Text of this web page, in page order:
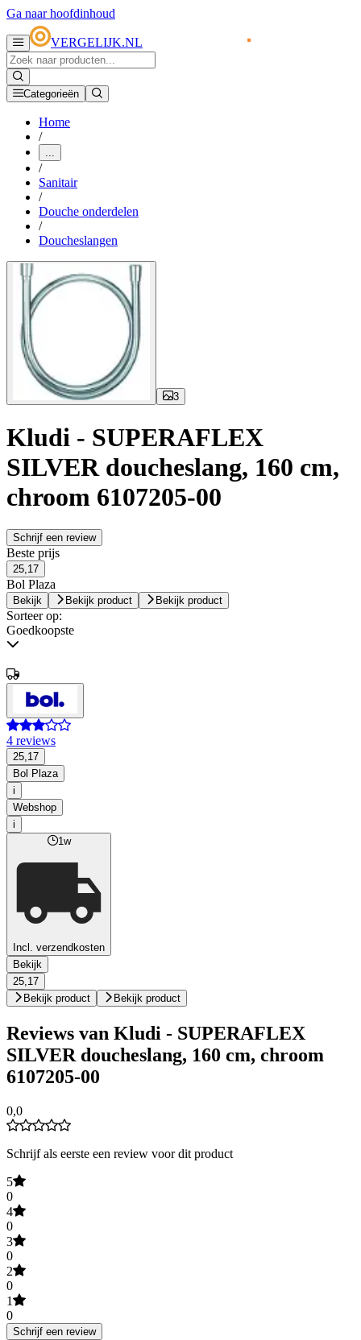
Ga naar hoofdinhoud
VERGELIJK.NL
Categorieën
Home
/
...
/
Sanitair
/
Douche onderdelen
/
Doucheslangen
3
Kludi - SUPERAFLEX
SILVER doucheslang, 160 cm,
chroom 6107205-00
Schrijf een review
Beste prijs
25,17
Bol Plaza
Bekijk Bekijk product Bekijk product
Sorteer op:
Goedkoopste
4 reviews
25,17
Bol Plaza
i
Webshop
i
1w
Incl. verzendkosten
Bekijk
25,17
Bekijk product
Bekijk product
Reviews van Kludi - SUPERAFLEX
SILVER doucheslang, 160 cm, chroom
6107205-00
0,0
Schrijf als eerste een review voor dit product
5
0
4
0
3
0
2
0
1
0
Schrijf een review